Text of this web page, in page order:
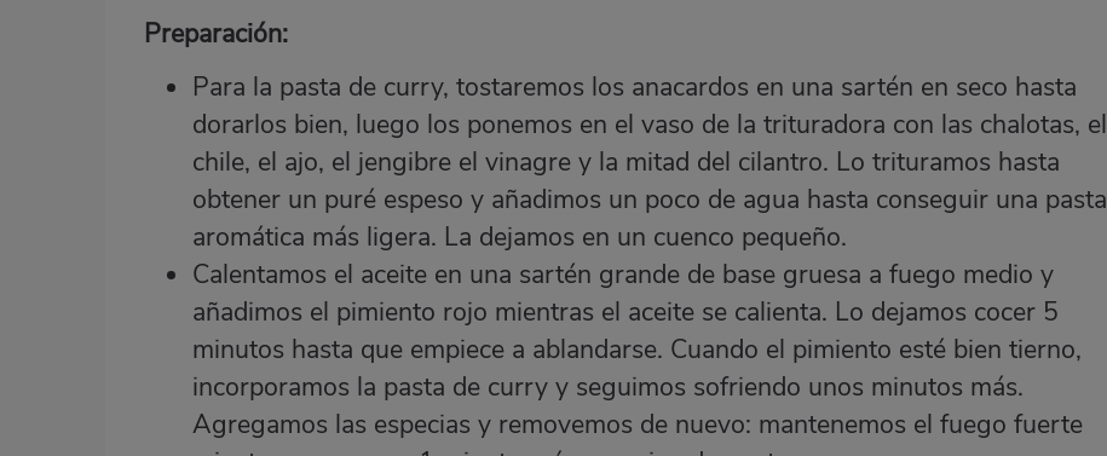
Preparación:
Para la pasta de curry, tostaremos los anacardos en una sartén en seco hasta
dorarlos bien, luego los ponemos en el vaso de la trituradora con las chalotas, el
chile, el ajo, el jengibre el vinagre y la mitad del cilantro. Lo trituramos hasta
obtener un puré espeso y añadimos un poco de agua hasta conseguir una pasta
aromática más ligera. La dejamos en un cuenco pequeño.
Calentamos el aceite en una sartén grande de base gruesa a fuego medio y
añadimos el pimiento rojo mientras el aceite se calienta. Lo dejamos cocer 5
minutos hasta que empiece a ablandarse. Cuando el pimiento esté bien tierno,
incorporamos la pasta de curry y seguimos sofriendo unos minutos más.
Agregamos las especias y removemos de nuevo: mantenemos el fuego fuerte